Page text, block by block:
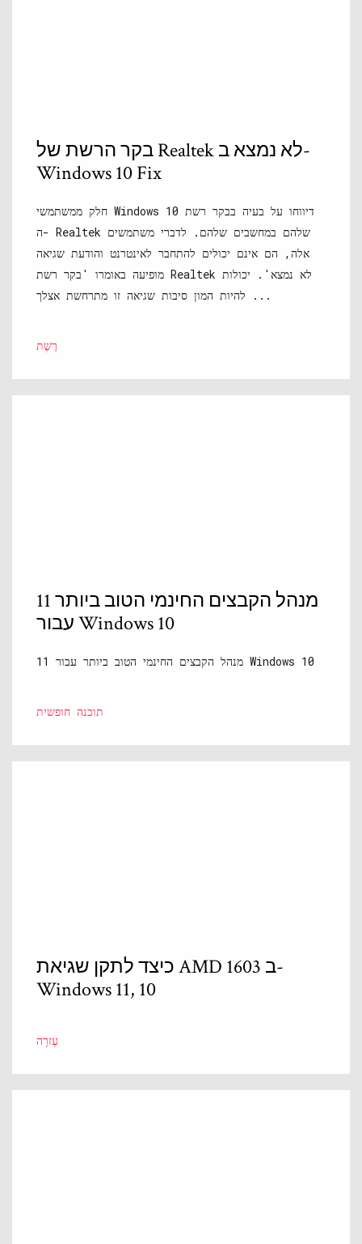
בקר הרשת של Realtek לא נמצא ב-
Windows 10 Fix
חלק ממשתמשי Windows 10 דיווחו על בעיה בבקר רשת
ה- Realtek שלהם במחשבים שלהם. לדברי משתמשים
אלה, הם אינם יכולים להתחבר לאינטרנט והודעת שגיאה
מופיעה באומרו 'בקר רשת Realtek לא נמצא'. יכולות
להיות המון סיבות שגיאה זו מתרחשת אצלך ...
רֶשֶׁת
11 מנהל הקבצים החינמי הטוב ביותר
עבור Windows 10
11 מנהל הקבצים החינמי הטוב ביותר עבור Windows 10
תוכנה חופשית
כיצד לתקן שגיאת AMD 1603 ב-
Windows 11, 10
עֶזרָה